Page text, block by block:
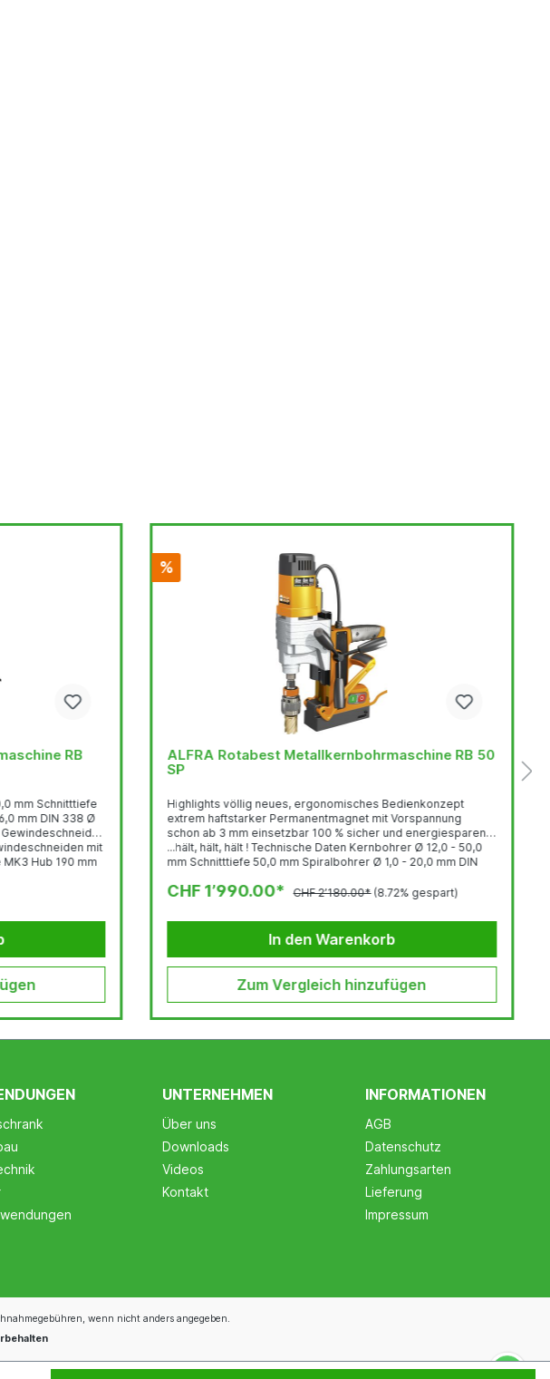
RB
mm DIN 338 Ø
mit
Hub 190 mm
Stufe 105-245
%
ALFRA Rotabest Metallkernbohrmaschine RB 50
SP
Highlights völlig neues, ergonomisches Bedienkonzept
extrem haftstarker Permanentmagnet mit Vorspannung
schon ab 3 mm einsetzbar 100 % sicher und energiesparend
...hält, hält, hält ! Technische Daten Kernbohrer Ø 12,0 - 50,0
mm Schnitttiefe 50,0 mm Spiralbohrer Ø 1,0 - 20,0 mm DIN
CHF 1’990.00* CHF 2’180.00* (8.72% gespart)
In den Warenkorb
Zum Vergleich hinzufügen
UNTERNEHMEN
Über uns
Downloads
Videos
Kontakt
INFORMATIONEN
AGB
Datenschutz
Zahlungsarten
Lieferung
Impressum
wenn nicht anders angegeben.